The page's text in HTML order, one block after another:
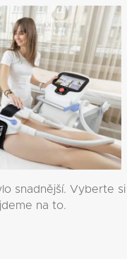
snadnější. Vyberte si
na to.